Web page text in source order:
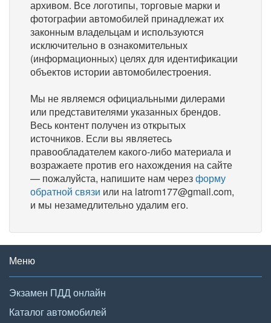
архивом. Все логотипы, торговые марки и
фотографии автомобилей принадлежат их
законным владельцам и используются
исключительно в ознакомительных
(информационных) целях для идентификации
объектов истории автомобилестроения.
Мы не являемся официальными дилерами
или представителями указанных брендов.
Весь контент получен из открытых
источников. Если вы являетесь
правообладателем какого-либо материала и
возражаете против его нахождения на сайте
— пожалуйста, напишите нам черезформу
обратной связи или на latrom177@gmail.com,
и мы незамедлительно удалим его.
Меню
Экзамен ПДД онлайн
Каталог автомобилей